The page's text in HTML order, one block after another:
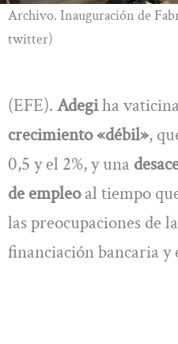
Archivo. Inauguración de
twitter)
(EFE). Adegiha
crecimiento «débil»,
0,5 y el 2%, y una
de empleoal tiempo
las preocupaciones de
financiación bancaria y